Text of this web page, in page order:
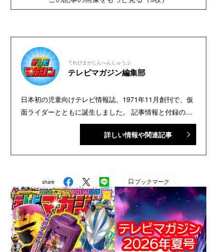
てれびまがじんへんしゅうぶ
テレビマガジン編集部
日本初の児童向けテレビ情報誌。1971年11月創刊で、仮
面ライダーとともに誕生しました。 記事情報と付録の詳
細は、YouTubeの『テレビマガジン 公式動画チャンネ
ル』で配信中。講談社発行の幼年・児童・少年・少女向
雑誌です。 【SNS】 X（旧Twitter）：@tele_maga
Instagram：＠tele_maga
詳しい情報や関連記事
share ブックマーク